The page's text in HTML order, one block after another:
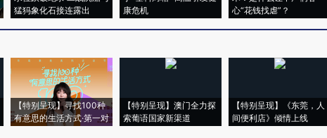
猛犸象化石接连露出
康危机
心“花钱找虐”？
【特别呈现】寻找100种
有意思的生活方式·第一对
【特别呈现】澳门全力探
索葡语国家新渠道
【特别呈现】《东莞，人
间便利店》倾情上线